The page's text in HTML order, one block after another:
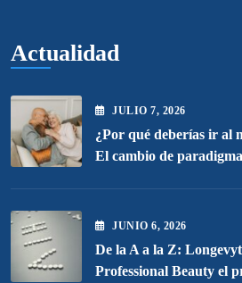
Actualidad
JULIO7, 2026
¿Por qué deberías ir al
El cambio de
JUNIO6, 2026
De la A a la Z:
Professional Beauty el